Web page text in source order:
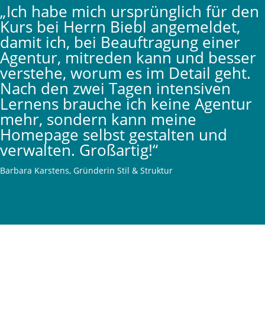
„Ich habe mich ursprünglich für den
Kurs bei Herrn Biebl angemeldet,
damit ich, bei Beauftragung einer
Agentur, mitreden kann und besser
verstehe, worum es im Detail geht.
Nach den zwei Tagen intensiven
Lernens brauche ich keine Agentur
mehr, sondern kann meine
Homepage selbst gestalten und
verwalten. Großartig!“
Barbara Karstens, Gründerin Stil & Struktur